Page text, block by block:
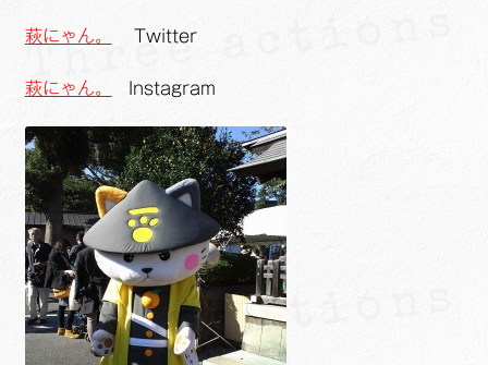
萩にゃん。 Twitter
萩にゃん。 Instagram